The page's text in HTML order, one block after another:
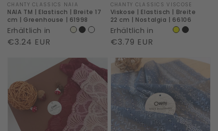
|
Greenhouse
|
61998
Marke:
CHANTY CLASSICS NAIA
NAIA TM | Elastisch | Breite 17
cm | Greenhouse | 61998
Erhältlich in
Normaler
€3.24 EUR
Nostalgia
|
66106
Marke:
CHANTY CLASSICS VISCOSE
Viskose | Elastisch | Breite
22 cm | Nostalgia | 66106
Erhältlich in
Normaler
€3.79 EUR
Modal
|
Elastisch
Viskose
|
Elastisch
Breite
140